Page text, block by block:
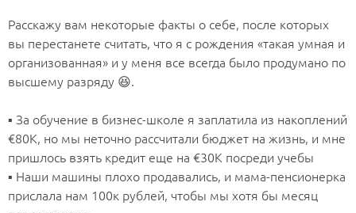
Расскажу вам некоторые факты о себе, после которых
вы перестанете считать, что я с рождения «такая умная и
организованная» и у меня все всегда было продумано по
высшему разряду 😆.
▪️ За обучение в бизнес-школе я заплатила из накоплений
€80К, но мы неточно рассчитали бюджет на жизнь, и мне
пришлось взять кредит еще на €30К посреди учебы
▪️ Наши машины плохо продавались, и мама-пенсионерка
прислала нам 100к рублей, чтобы мы хотя бы месяц